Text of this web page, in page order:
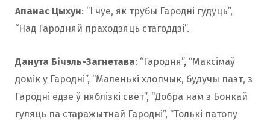
Апанас Цыхун: “І чуе, як трубы Гародні гудуць”,
“Над Гародняй праходзяць стагоддзі”.
Данута Бічэль-Загнетава: “Гародня”, “Максімаў
домік у Гародні”, “Маленькі хлопчык, будучы паэт, з
Гародні едзе ў няблізкі свет”, “Добра нам з Бонкай
гуляць па старажытнай Гародні”, “Толькі патопу